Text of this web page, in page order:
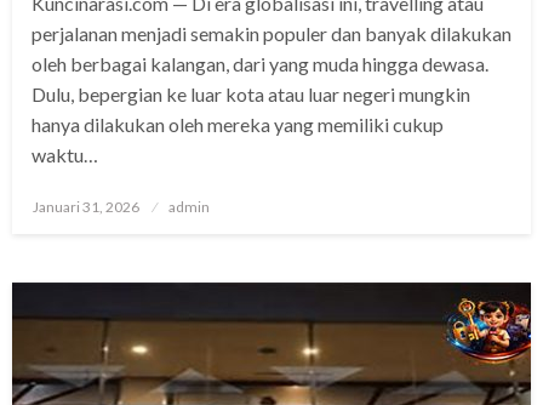
perjalanan menjadi semakin populer dan banyak dilakukan
oleh berbagai kalangan, dari yang muda hingga dewasa.
Dulu, bepergian ke luar kota atau luar negeri mungkin
hanya dilakukan oleh mereka yang memiliki cukup
waktu…
Posted
Januari 31, 2026 admin